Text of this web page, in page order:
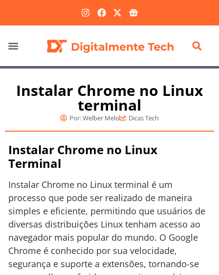
Instalar Chrome no Linux
terminal
Por:Welber Melo Dicas Tech
Instalar Chrome no Linux
Terminal
Instalar Chrome no Linux terminal é um
processo que pode ser realizado de maneira
simples e eficiente, permitindo que usuários de
diversas distribuições Linux tenham acesso ao
navegador mais popular do mundo. O Google
Chrome é conhecido por sua velocidade,
segurança e suporte a extensões, tornando-se